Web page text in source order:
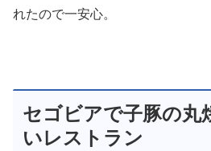
れたので一安心。
セゴビアで子豚の丸
いレストラン